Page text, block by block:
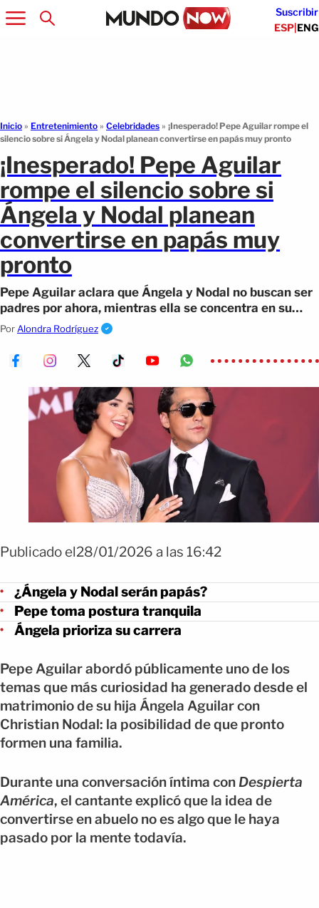
Suscribir
ESP|ENG
Inicio » Entretenimiento » Celebridades » ¡Inesperado! Pepe Aguilar rompe el
silencio sobre si Ángela y Nodal planean convertirse en papás muy pronto
¡Inesperado! Pepe Aguilar
rompe el silencio sobre si
Ángela y Nodal planean
convertirse en papás muy
pronto
Pepe Aguilar aclara que Ángela y Nodal no buscan ser
padres por ahora, mientras ella se concentra en su
carrera y él ya tiene una hija.
Por Alondra Rodríguez
Publicado el28/01/2026 a las 16:42
¿Ángela y Nodal serán papás?
Pepe toma postura tranquila
Ángela prioriza su carrera
Pepe Aguilar abordó públicamente uno de los
temas que más curiosidad ha generado desde el
matrimonio de su hija Ángela Aguilar con
Christian Nodal: la posibilidad de que pronto
formen una familia.
Durante una conversación íntima con Despierta
América, el cantante explicó que la idea de
convertirse en abuelo no es algo que le haya
pasado por la mente todavía.